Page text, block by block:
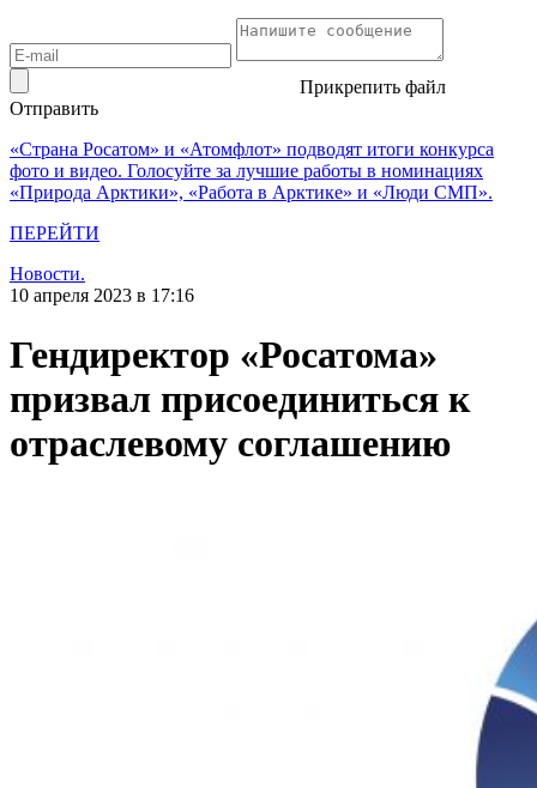
Прикрепить файл
Отправить
«Страна Росатом» и «Атомфлот» подводят итоги конкурса
фото и видео. Голосуйте за лучшие работы в номинациях
«Природа Арктики», «Работа в Арктике» и «Люди СМП».
ПЕРЕЙТИ
Новости.
10 апреля 2023 в 17:16
Гендиректор «Росатома»
призвал присоединиться к
отраслевому соглашению